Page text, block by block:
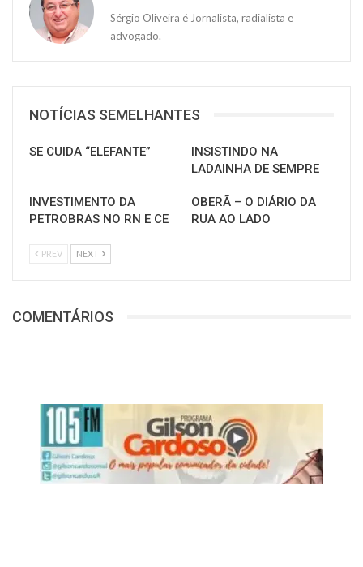
Sérgio Oliveira é Jornalista, radialista e
advogado.
NOTÍCIAS SEMELHANTES
SE CUIDA “ELEFANTE”
INSISTINDO NA
LADAINHA DE SEMPRE
INVESTIMENTO DA
PETROBRAS NO RN E CE
OBERÃ – O DIÁRIO DA
RUA AO LADO
PREV NEXT
COMENTÁRIOS